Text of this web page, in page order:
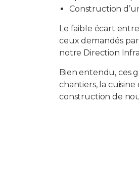
Construction
Le faible écart
ceux demandés
notre Direction
Bien entendu, ces
chantiers, la
construction de